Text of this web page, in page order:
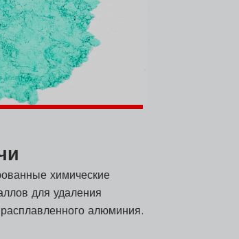
химические
для удаления
алюминия.